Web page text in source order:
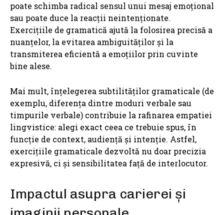
poate schimba radical sensul unui mesaj emoțional
sau poate duce la reacții neintenționate.
Exercițiile de gramatică ajută la folosirea precisă a
nuanțelor, la evitarea ambiguităților și la
transmiterea eficientă a emoțiilor prin cuvinte
bine alese.
Mai mult, înțelegerea subtilităților gramaticale (de
exemplu, diferența dintre moduri verbale sau
timpurile verbale) contribuie la rafinarea empatiei
lingvistice: alegi exact ceea ce trebuie spus, în
funcție de context, audiență și intenție. Astfel,
exercițiile gramaticale dezvoltă nu doar precizia
expresivă, ci și sensibilitatea față de interlocutor.
Impactul asupra carierei și